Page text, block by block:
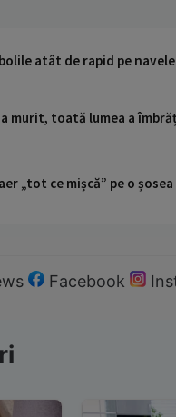
atât de rapid pe
murit, toată lumea a
„tot ce mișcă” pe o
Facebook